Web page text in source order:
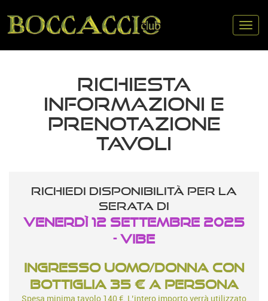
RICHIESTA
INFORMAZIONI E
PRENOTAZIONE
TAVOLI
Richiedi disponibilità per la
serata di
Venerdì 12 Settembre 2025
- VIBE
Ingresso uomo/donna con
bottiglia 35 € a persona
Spesa minima tavolo 140 €. L’intero importo verrà utilizzato